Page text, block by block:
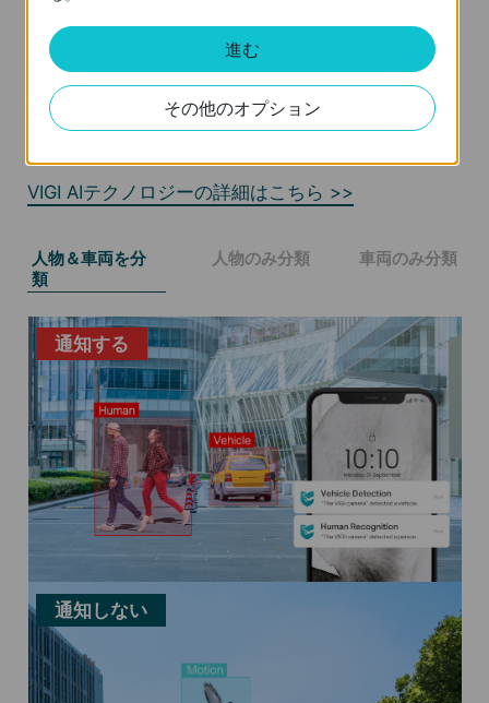
人物＆車両の分類
人物/車両とその他の物体をスマートに区別すること
で、イベント発生時にさらに高精度な通知を受け取
VIGI AIテクノロジーの詳細はこちら >>
人物＆車両を分
類
人物のみ分類 車両のみ分類
通知する
通知しない
進む
その他のオプション